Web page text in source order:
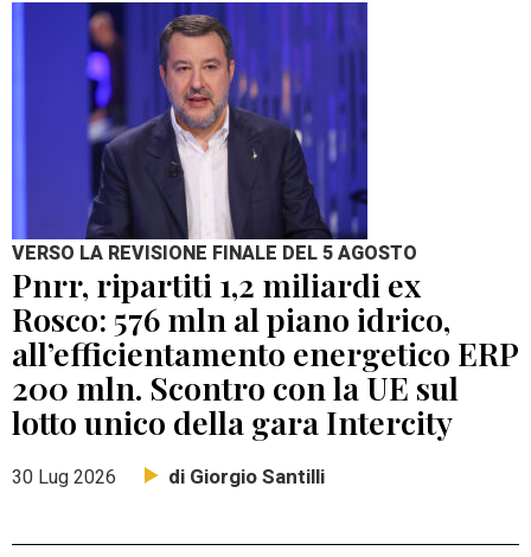
VERSO LA REVISIONE FINALE DEL 5 AGOSTO
Pnrr, ripartiti 1,2 miliardi ex
Rosco: 576 mln al piano idrico,
all’efficientamento energetico ERP
200 mln. Scontro con la UE sul
lotto unico della gara Intercity
30 Lug 2026 di Giorgio Santilli